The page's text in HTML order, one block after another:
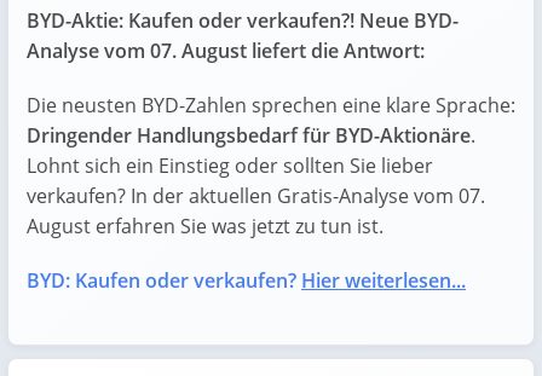
BYD-Aktie: Kaufen oder verkaufen?! Neue BYD-
Analyse vom 07. August liefert die Antwort:
Die neusten BYD-Zahlen sprechen eine klare Sprache:
Dringender Handlungsbedarf für BYD-Aktionäre.
Lohnt sich ein Einstieg oder sollten Sie lieber
verkaufen? In der aktuellen Gratis-Analyse vom 07.
August erfahren Sie was jetzt zu tun ist.
BYD: Kaufen oder verkaufen? Hier weiterlesen...